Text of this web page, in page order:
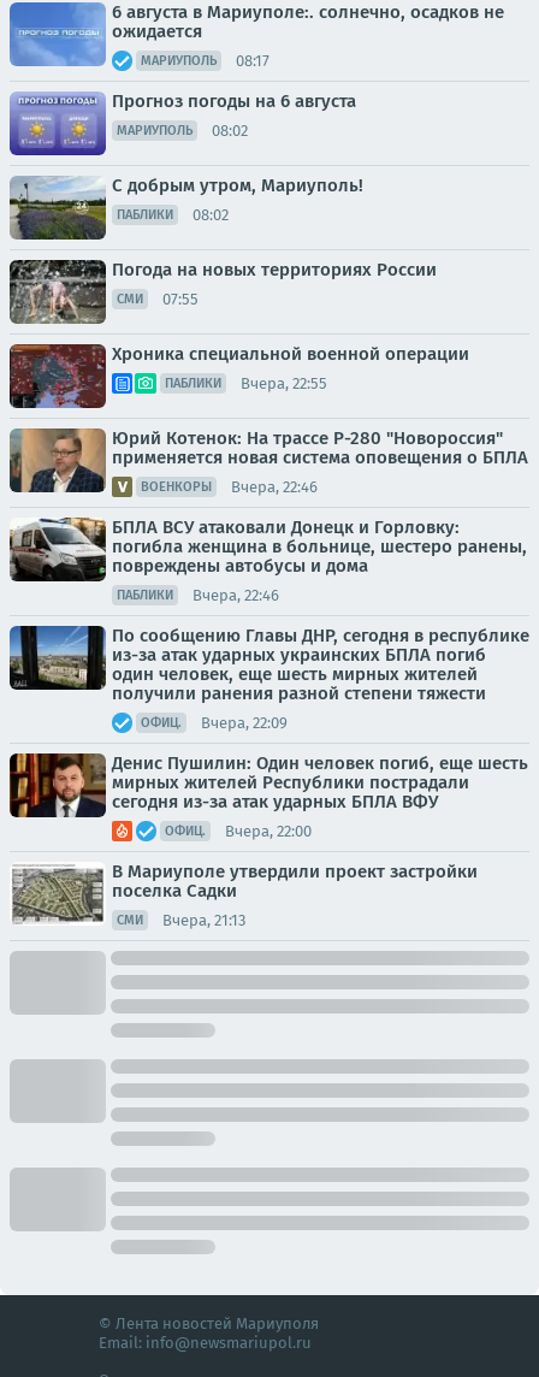
6 августа в Мариуполе:. солнечно, осадков не
ожидается
МАРИУПОЛЬ 08:17
Прогноз погоды на 6 августа
МАРИУПОЛЬ 08:02
С добрым утром, Мариуполь!
ПАБЛИКИ 08:02
Погода на новых территориях России
СМИ 07:55
Хроника специальной военной операции
ПАБЛИКИ Вчера, 22:55
Юрий Котенок: На трассе Р-280 "Новороссия"
применяется новая система оповещения о БПЛА
ВОЕНКОРЫ Вчера, 22:46
БПЛА ВСУ атаковали Донецк и Горловку:
погибла женщина в больнице, шестеро ранены,
повреждены автобусы и дома
ПАБЛИКИ Вчера, 22:46
По сообщению Главы ДНР, сегодня в республике
из-за атак ударных украинских БПЛА погиб
один человек, еще шесть мирных жителей
получили ранения разной степени тяжести
ОФИЦ. Вчера, 22:09
Денис Пушилин: Один человек погиб, еще шесть
мирных жителей Республики пострадали
сегодня из-за атак ударных БПЛА ВФУ
ОФИЦ. Вчера, 22:00
В Мариуполе утвердили проект застройки
поселка Садки
СМИ Вчера, 21:13
© Лента новостей Мариуполя
Email: info@newsmariupol.ru